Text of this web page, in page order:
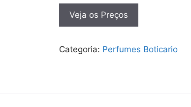
Veja os Preços
Categoria: Perfumes Boticario